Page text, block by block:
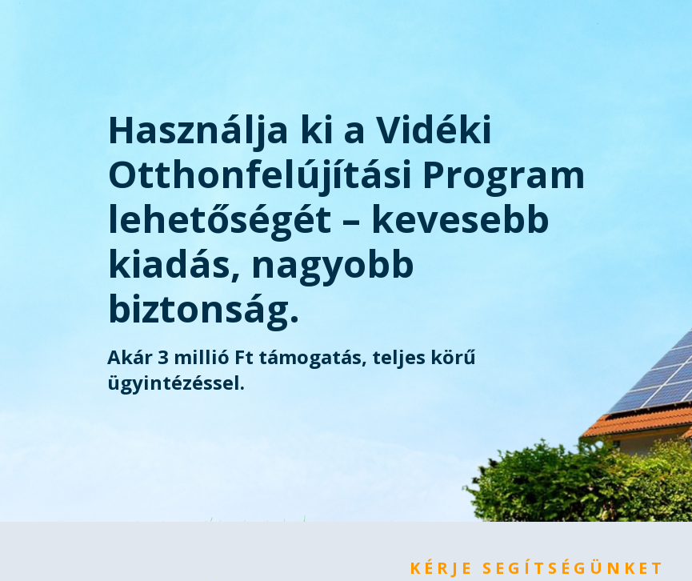
Használja ki a Vidéki
Otthonfelújítási Program
lehetőségét – kevesebb
kiadás, nagyobb
biztonság.
Akár 3 millió Ft támogatás, teljes körű
ügyintézéssel.
KÉRJE SEGÍTSÉGÜNKET